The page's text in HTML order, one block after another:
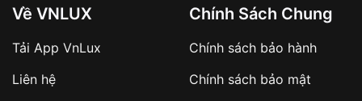
sản phẩm đặc biệt
Về VNLUX
Tải App VnLux
Liên hệ
Chính Sách Chung
Chính sách bảo hành
Chính sách bảo mật